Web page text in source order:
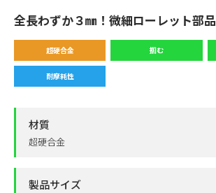
全長わずか３㎜！微細ローレット部品
超硬合金 掴む
耐摩耗性
材質
超硬合金
製品サイズ